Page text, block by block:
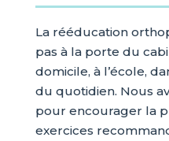
La rééducation
pas à la porte du
domicile, à l’école,
du quotidien. Nous
pour encourager la
exercices